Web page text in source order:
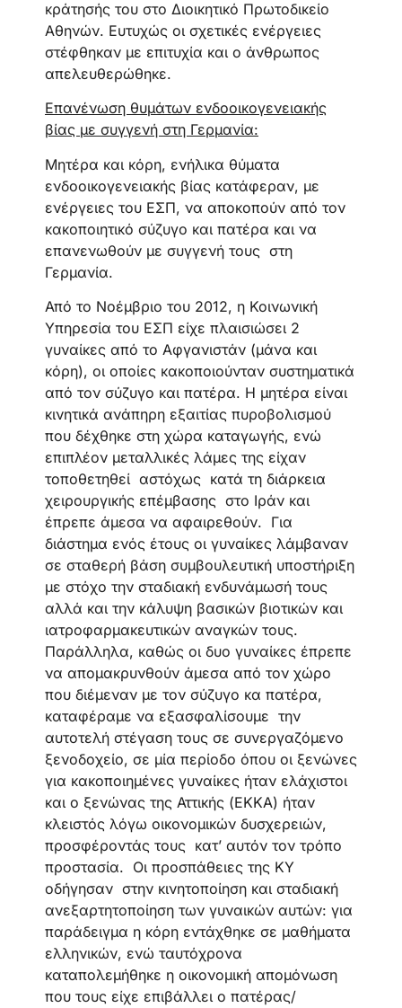
κράτησής του στο Διοικητικό Πρωτοδικείο
Αθηνών. Ευτυχώς οι σχετικές ενέργειες
στέφθηκαν με επιτυχία και ο άνθρωπος
απελευθερώθηκε.
Επανένωση θυμάτων ενδοοικογενειακής
βίας με συγγενή στη Γερμανία:
Μητέρα και κόρη, ενήλικα θύματα
ενδοοικογενειακής βίας κατάφεραν, με
ενέργειες του ΕΣΠ, να αποκοπούν από τον
κακοποιητικό σύζυγο και πατέρα και να
επανενωθούν με συγγενή τους στη
Γερμανία.
Από το Νοέμβριο του 2012, η Κοινωνική
Υπηρεσία του ΕΣΠ είχε πλαισιώσει 2
γυναίκες από το Αφγανιστάν (μάνα και
κόρη), οι οποίες κακοποιούνταν συστηματικά
από τον σύζυγο και πατέρα. Η μητέρα είναι
κινητικά ανάπηρη εξαιτίας πυροβολισμού
που δέχθηκε στη χώρα καταγωγής, ενώ
επιπλέον μεταλλικές λάμες της είχαν
τοποθετηθεί αστόχως κατά τη διάρκεια
χειρουργικής επέμβασης στο Ιράν και
έπρεπε άμεσα να αφαιρεθούν. Για
διάστημα ενός έτους οι γυναίκες λάμβαναν
σε σταθερή βάση συμβουλευτική υποστήριξη
με στόχο την σταδιακή ενδυνάμωσή τους
αλλά και την κάλυψη βασικών βιοτικών και
ιατροφαρμακευτικών αναγκών τους.
Παράλληλα, καθώς οι δυο γυναίκες έπρεπε
να απομακρυνθούν άμεσα από τον χώρο
που διέμεναν με τον σύζυγο κα πατέρα,
καταφέραμε να εξασφαλίσουμε την
αυτοτελή στέγαση τους σε συνεργαζόμενο
ξενοδοχείο, σε μία περίοδο όπου οι ξενώνες
για κακοποιημένες γυναίκες ήταν ελάχιστοι
και ο ξενώνας της Αττικής (ΕΚΚΑ) ήταν
κλειστός λόγω οικονομικών δυσχερειών,
προσφέροντάς τους κατ’ αυτόν τον τρόπο
προστασία. Οι προσπάθειες της ΚΥ
οδήγησαν στην κινητοποίηση και σταδιακή
ανεξαρτητοποίηση των γυναικών αυτών: για
παράδειγμα η κόρη εντάχθηκε σε μαθήματα
ελληνικών, ενώ ταυτόχρονα
καταπολεμήθηκε η οικονομική απομόνωση
που τους είχε επιβάλλει ο πατέρας/